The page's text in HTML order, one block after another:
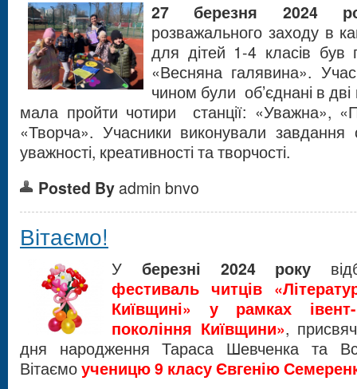
27 березня 2024
розважального заходу в
для дітей 1-4 класів був
«Весняна галявина».
чином були об’єднані в
мала пройти чотири станції: «Уважна»,
«Творча». Учасники виконували завдання
уважності, креативності та творчості.
Posted By admin bnvo
Вітаємо!
У березні 2024 року
фестиваль читців
Київщині» у рамках івент-
покоління Київщини»,
дня народження Тараса Шевченка та
Вітаємоученицю 9 класу Євгенію